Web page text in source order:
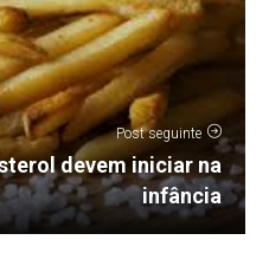
Post seguinte
devem iniciar na
infância